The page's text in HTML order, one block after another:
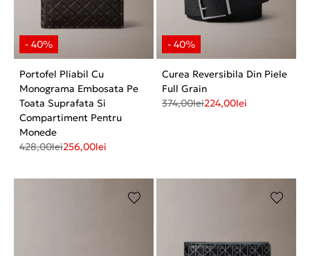
Portofel Pliabil Cu
Monograma Embosata Pe
Toata Suprafata Si
Compartiment Pentru
Monede
428,00lei256,00lei
Curea Reversibila Din Piele
Full Grain
374,00lei224,00lei